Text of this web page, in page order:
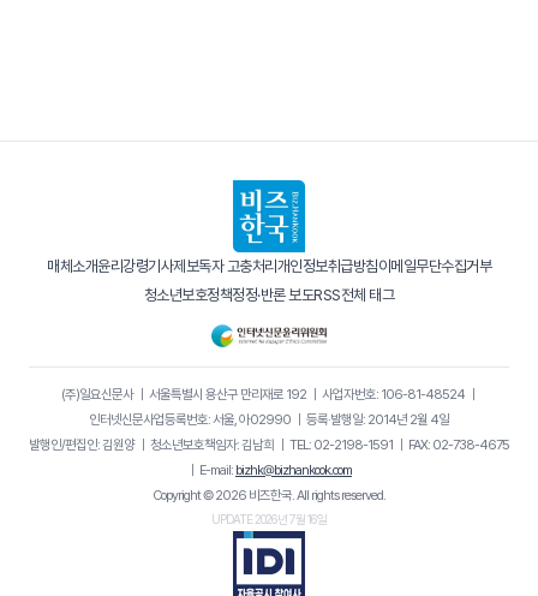
매체소개윤리강령기사제보독자 고충처리 개인정보취급방침이메일무단수집거부
청소년보호정책정정·반론 보도RSS전체 태그
(주)일요신문사｜ 서울특별시 용산구 만리재로 192｜ 사업자번호: 106-81-48524｜
인터넷신문사업등록번호: 서울, 아02990 ｜ 등록·발행일: 2014년 2월 4일
발행인/편집인: 김원양｜ 청소년보호책임자: 김남희 ｜ TEL: 02-2198-1591 ｜ FAX: 02-738-4675
｜ E-mail: bizhk@bizhankook.com
Copyright © 2026 비즈한국. All rights reserved.
UPDATE 2026년 7월 16일